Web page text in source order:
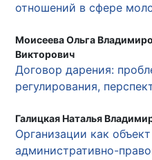
отношений в сфере
Моисеева Ольга
Викторович
Договор дарения:
регулирования,
Галицкая Наталья
Организации как
административно-